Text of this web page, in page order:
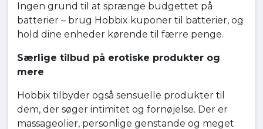
Ingen grund til at sprænge budgettet på
batterier – brug Hobbix kuponer til batterier, og
hold dine enheder kørende til færre penge.
Særlige tilbud på erotiske produkter og
mere
Hobbix tilbyder også sensuelle produkter til
dem, der søger intimitet og fornøjelse. Der er
massageolier, personlige genstande og meget